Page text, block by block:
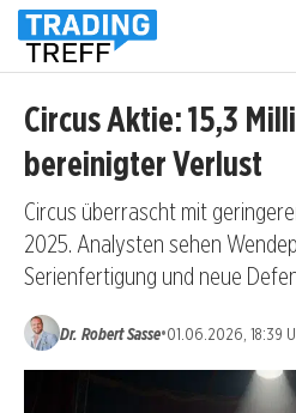
Circus Aktie: 15,3
bereinigter Verlust
Circus überrascht mit
2025. Analysten sehen
Serienfertigung und neue
Dr. Robert Sasse•01.06.2026, 18:39